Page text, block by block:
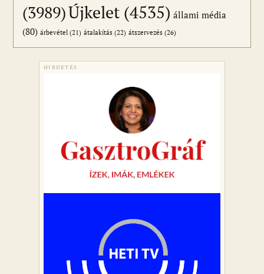
(3989)Újkelet (4535) állami média
(80) árbevétel (21) átalakítás (22) átszervezés (26)
HIRDETÉS